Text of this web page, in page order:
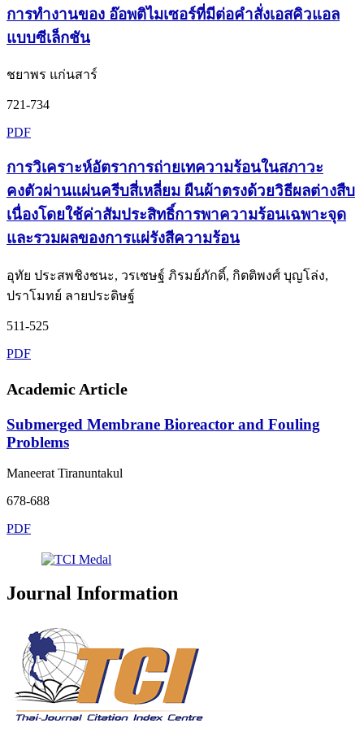
การทำงานของ อ๊อพติไมเซอร์ที่มีต่อคำสั่งเอสคิวแอล
แบบซีเล็กชัน
ชยาพร แก่นสาร์
721-734
PDF
การวิเคราะห์อัตราการถ่ายเทความร้อนในสภาวะ
คงตัวผ่านแผ่นครีบสี่เหลี่ยม ผืนผ้าตรงด้วยวิธีผลต่างสืบ
เนื่องโดยใช้ค่าสัมประสิทธิ์การพาความร้อนเฉพาะจุด
และรวมผลของการแผ่รังสีความร้อน
อุทัย ประสพชิงชนะ, วรเชษฐ์ ภิรมย์ภักดิ์, กิตติพงศ์ บุญโล่ง,
ปราโมทย์ ลายประดิษฐ์
511-525
PDF
Academic Article
Submerged Membrane Bioreactor and Fouling
Problems
Maneerat Tiranuntakul
678-688
PDF
Journal Information